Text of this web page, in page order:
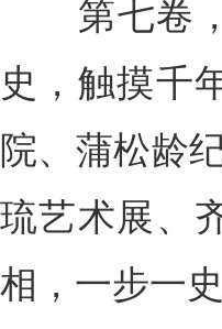
第七卷，
史，触摸千
院、蒲松龄
琉艺术展、
相，一步一